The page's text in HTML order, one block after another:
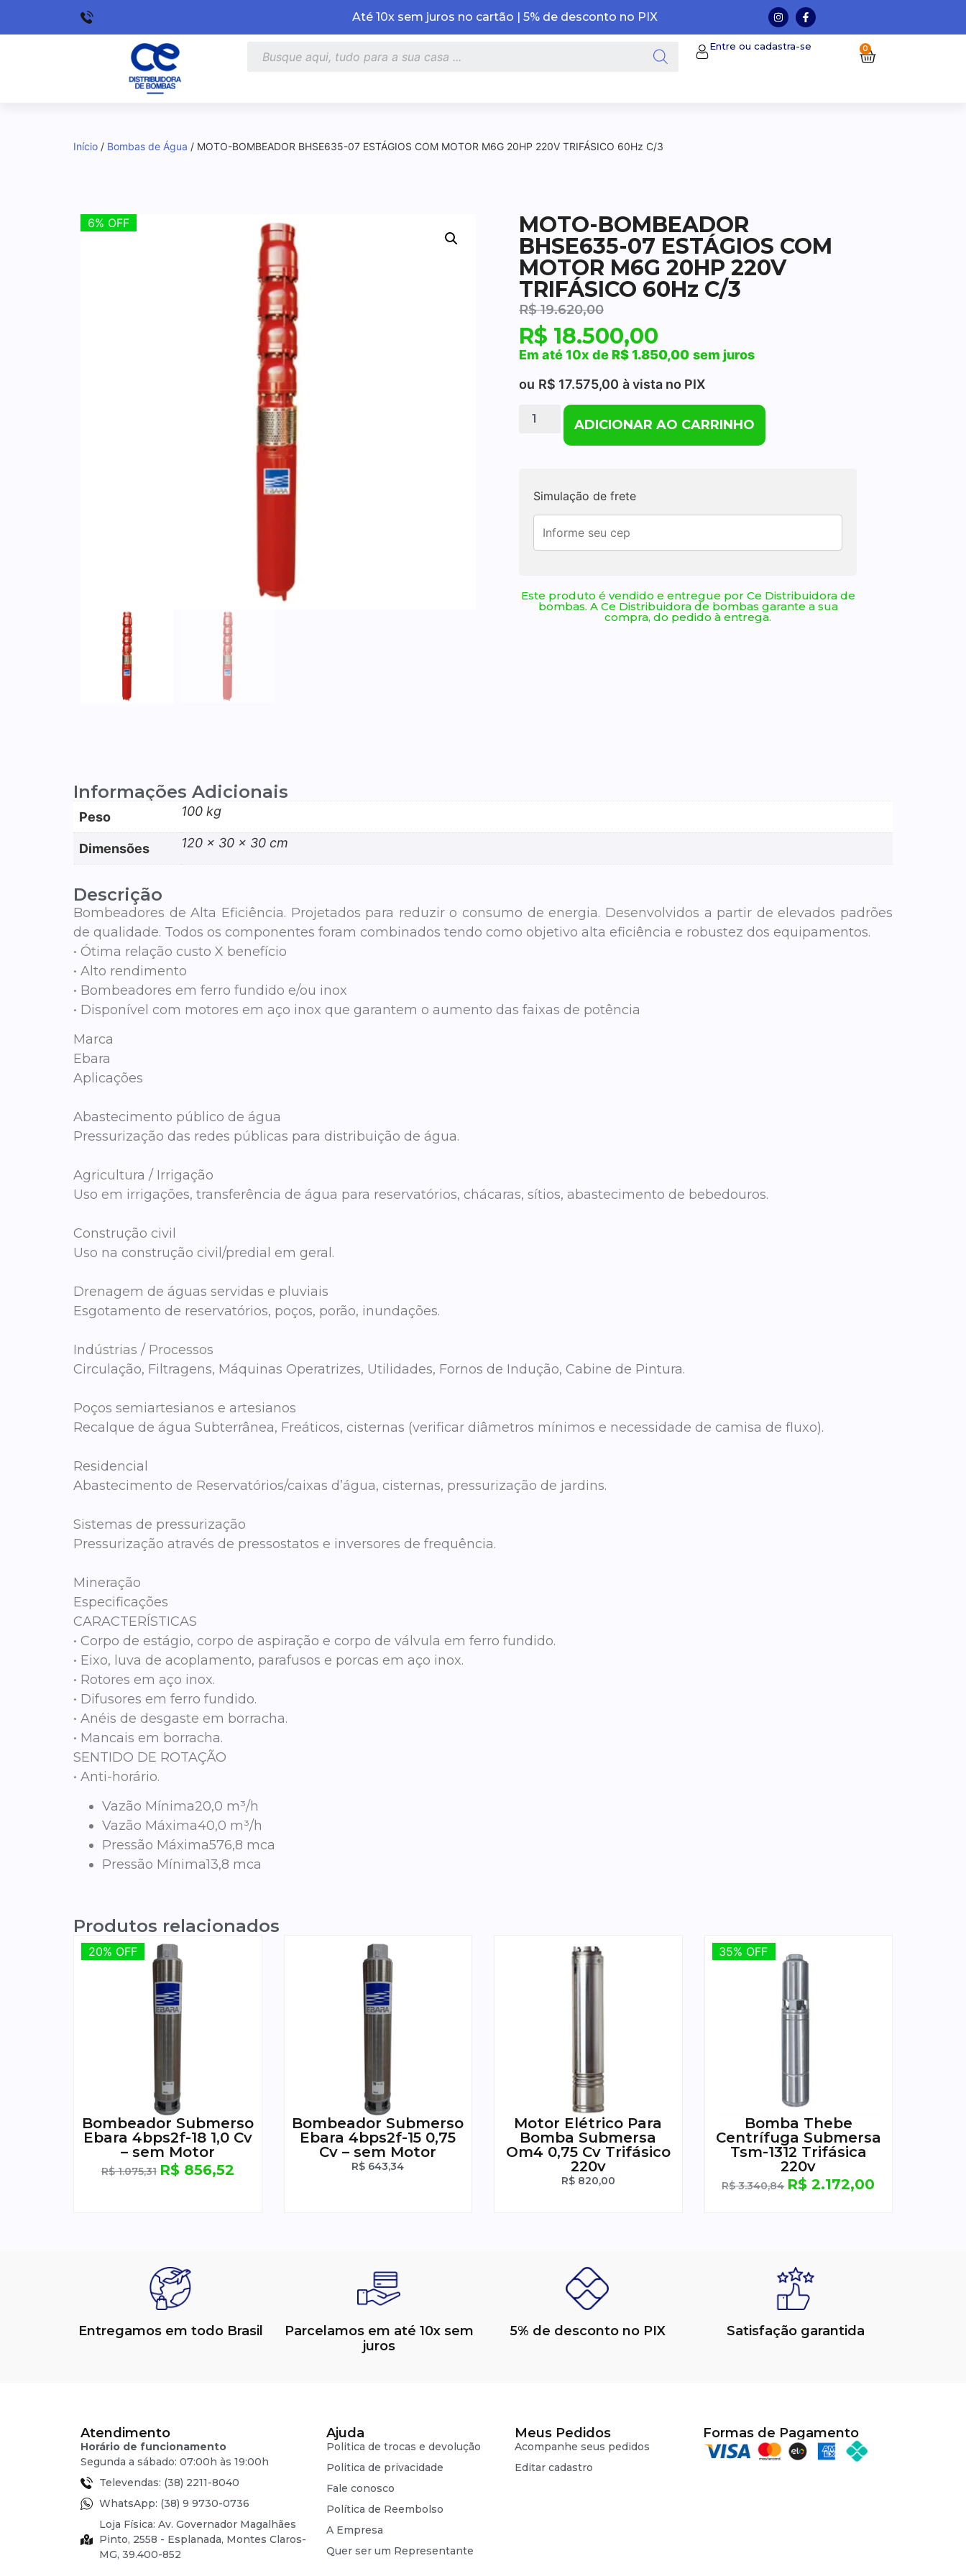
Até 10x sem juros no cartão | 5% de desconto no PIX
Entre ou cadastra-se 0
Início / Bombas de Água / MOTO-BOMBEADOR BHSE635-07 ESTÁGIOS COM MOTOR M6G 20HP 220V TRIFÁSICO 60Hz C/3
6% OFF
6% OFF
MOTO-BOMBEADOR
BHSE635-07 ESTÁGIOS COM
MOTOR M6G 20HP 220V
TRIFÁSICO 60Hz C/3
R$19.620,00
R$ 18.500,00
Em até 10x deR$1.850,00 sem juros
ou R$ 17.575,00 à vista no PIX
ADICIONAR AO CARRINHO
Simulação de frete
Este produto é vendido e entregue por Ce Distribuidora de
bombas. A Ce Distribuidora de bombas garante a sua
compra, do pedido à entrega.
Informações Adicionais
Peso 100 kg
Dimensões 120 × 30 × 30 cm
Descrição
Bombeadores de Alta Eficiência. Projetados para reduzir o consumo de energia. Desenvolvidos a partir de elevados padrões
de qualidade. Todos os componentes foram combinados tendo como objetivo alta eficiência e robustez dos equipamentos.
• Ótima relação custo X benefício
• Alto rendimento
• Bombeadores em ferro fundido e/ou inox
• Disponível com motores em aço inox que garantem o aumento das faixas de potência
Marca
Ebara
Aplicações
Abastecimento público de água
Pressurização das redes públicas para distribuição de água.
Agricultura / Irrigação
Uso em irrigações, transferência de água para reservatórios, chácaras, sítios, abastecimento de bebedouros.
Construção civil
Uso na construção civil/predial em geral.
Drenagem de águas servidas e pluviais
Esgotamento de reservatórios, poços, porão, inundações.
Indústrias / Processos
Circulação, Filtragens, Máquinas Operatrizes, Utilidades, Fornos de Indução, Cabine de Pintura.
Poços semiartesianos e artesianos
Recalque de água Subterrânea, Freáticos, cisternas (verificar diâmetros mínimos e necessidade de camisa de fluxo).
Residencial
Abastecimento de Reservatórios/caixas d’água, cisternas, pressurização de jardins.
Sistemas de pressurização
Pressurização através de pressostatos e inversores de frequência.
Mineração
Especificações
CARACTERÍSTICAS
• Corpo de estágio, corpo de aspiração e corpo de válvula em ferro fundido.
• Eixo, luva de acoplamento, parafusos e porcas em aço inox.
• Rotores em aço inox.
• Difusores em ferro fundido.
• Anéis de desgaste em borracha.
• Mancais em borracha.
SENTIDO DE ROTAÇÃO
• Anti-horário.
Vazão Mínima20,0 m³/h
Vazão Máxima40,0 m³/h
Pressão Máxima576,8 mca
Pressão Mínima13,8 mca
Produtos relacionados
20% OFF
20% OFF
Bombeador Submerso
Ebara 4bps2f-18 1,0 Cv
– sem Motor
R$1.075,31 R$856,52
Bombeador Submerso
Ebara 4bps2f-15 0,75
Cv – sem Motor
R$ 643,34
Motor Elétrico Para
Bomba Submersa
Om4 0,75 Cv Trifásico
220v
R$820,00
35% OFF
35% OFF
Bomba Thebe
Centrífuga Submersa
Tsm-1312 Trifásica
220v
R$3.340,84 R$ 2.172,00
Entregamos em todo Brasil
Parcelamos em até 10x sem
juros
5% de desconto no PIX Satisfação garantida
Atendimento
Horário de funcionamento
Segunda a sábado: 07:00h às 19:00h
Televendas: (38) 2211-8040
WhatsApp: (38) 9 9730-0736
Loja Física: Av. Governador Magalhães
Pinto, 2558 - Esplanada, Montes Claros-
MG, 39.400-852
Ajuda
Politica de trocas e devolução
Politica de privacidade
Fale conosco
Política de Reembolso
A Empresa
Quer ser um Representante
Meus Pedidos
Acompanhe seus pedidos
Editar cadastro
Formas de Pagamento